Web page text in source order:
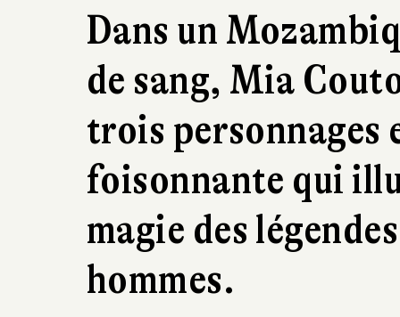
Dans un
de sang, Mia
trois personnages
foisonnante qui
magie des
hommes.